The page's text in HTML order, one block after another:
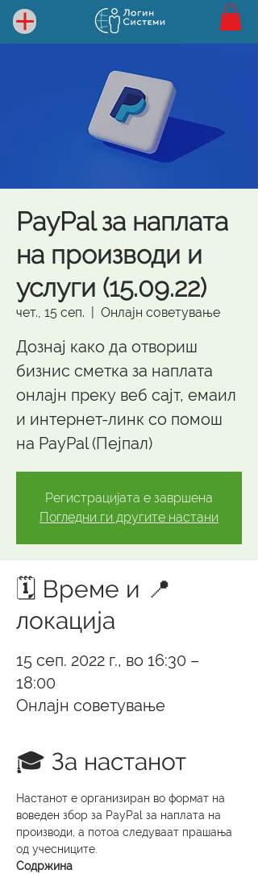
PayPal за наплата
на производи и
услуги (15.09.22)
чет., 15 сеп. Онлајн советување
Дознај како да отвориш
бизнис сметка за наплата
онлајн преку веб сајт, емаил
и интернет-линк со помош
на PayPal (Пејпал)
Регистрацијата е завршена
Погледни ги другите настани
🗓️ Време и 📍
локација
15 сеп. 2022 г., во 16:30 –
18:00
Онлајн советување
🎓 За настанот
Настанот е организиран во формат на
воведен збор за PayPal за наплата на
производи, а потоа следуваат прашања
од учесниците.
Содржина